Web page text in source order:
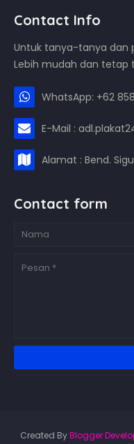
Contact Info
Untuk tanya-tanya dan
Lebih mudah dan tetap
WhatsApp: +62
E-Mail :
Alamat : Bend.
Contact form
Created ByBlogger